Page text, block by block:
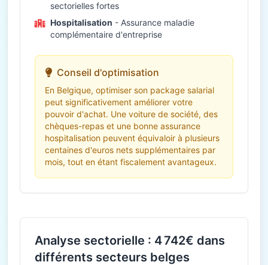
sectorielles fortes
Hospitalisation - Assurance maladie
complémentaire d'entreprise
Conseil d'optimisation
En Belgique, optimiser son package salarial
peut significativement améliorer votre
pouvoir d'achat. Une voiture de société, des
chèques-repas et une bonne assurance
hospitalisation peuvent équivaloir à plusieurs
centaines d'euros nets supplémentaires par
mois, tout en étant fiscalement avantageux.
Analyse sectorielle : 4 742€ dans
différents secteurs belges